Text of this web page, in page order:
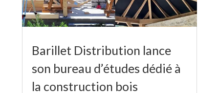
Barillet Distribution lance
son bureau d’études dédié à
la construction bois